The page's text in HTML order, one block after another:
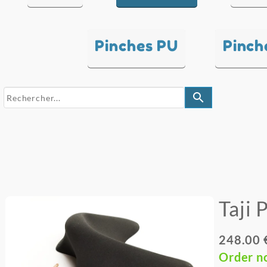
Pinches PU
search
Taji
248.00
Order